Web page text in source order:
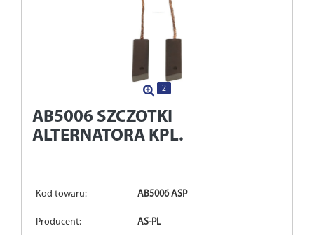
2
AB5006 SZCZOTKI
ALTERNATORA KPL.
Kod towaru: AB5006 ASP
Producent: AS-PL